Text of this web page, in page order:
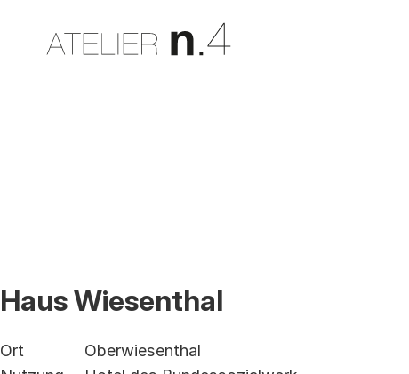
Haus Wiesenthal
Ort
Oberwiesenthal